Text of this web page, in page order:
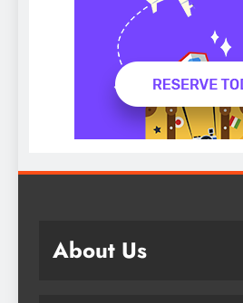
About Us